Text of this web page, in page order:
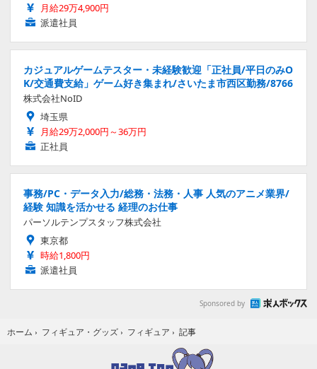
月給29万4,900円
派遣社員
カジュアルゲームテスター・未経験歓迎「正社員/平日のみO
K/交通費支給」ゲーム好き集まれ/さいたま市西区勤務/8766
株式会社NoID
埼玉県
月給29万2,000円～36万円
正社員
事務/PC・データ入力/総務・法務・人事 人気のアニメ業界/
経験 知識を活かせる 経理のお仕事
パーソルテンプスタッフ株式会社
東京都
時給1,800円
派遣社員
Sponsored by
ホーム › フィギュア・グッズ › フィギュア › 記事